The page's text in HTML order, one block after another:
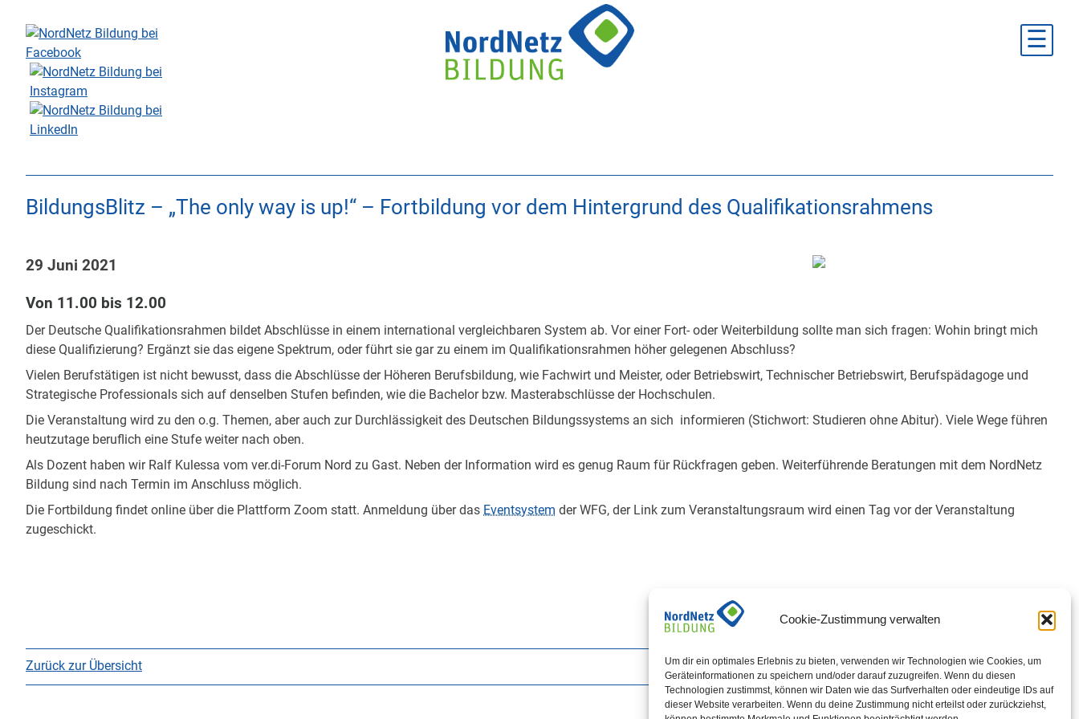
Cookie-Zustimmung verwalten
Um dir ein optimales Erlebnis zu bieten, verwenden wir Technologien wie Cookies, um
Geräteinformationen zu speichern und/oder darauf zuzugreifen. Wenn du diesen
Technologien zustimmst, können wir Daten wie das Surfverhalten oder eindeutige IDs auf
dieser Website verarbeiten. Wenn du deine Zustimmung nicht erteilst oder zurückziehst,
content
☰
BildungsBlitz – „The only way is up!“ – Fortbildung vor dem Hintergrund des Qualifikationsrahmens
29 Juni 2021
Von 11.00 bis 12.00
Der Deutsche Qualifikationsrahmen bildet Abschlüsse in einem international vergleichbaren System ab. Vor einer Fort- oder Weiterbildung sollte man sich fragen: Wohin bringt mich
diese Qualifizierung? Ergänzt sie das eigene Spektrum, oder führt sie gar zu einem im Qualifikationsrahmen höher gelegenen Abschluss?
Vielen Berufstätigen ist nicht bewusst, dass die Abschlüsse der Höheren Berufsbildung, wie Fachwirt und Meister, oder Betriebswirt, Technischer Betriebswirt, Berufspädagoge und
Strategische Professionals sich auf denselben Stufen befinden, wie die Bachelor bzw. Masterabschlüsse der Hochschulen.
Die Veranstaltung wird zu den o.g. Themen, aber auch zur Durchlässigkeit des Deutschen Bildungssystems an sich informieren (Stichwort: Studieren ohne Abitur). Viele Wege führen
heutzutage beruflich eine Stufe weiter nach oben.
Als Dozent haben wir Ralf Kulessa vom ver.di-Forum Nord zu Gast. Neben der Information wird es genug Raum für Rückfragen geben. Weiterführende Beratungen mit dem NordNetz
Bildung sind nach Termin im Anschluss möglich.
Die Fortbildung findet online über die Plattform Zoom statt. Anmeldung über das Eventsystem der WFG, der Link zum Veranstaltungsraum wird einen Tag vor der Veranstaltung
zugeschickt.
Zurück zur Übersicht